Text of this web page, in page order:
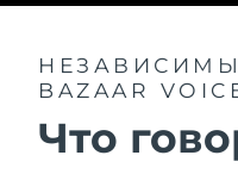
BAZAAR
Что